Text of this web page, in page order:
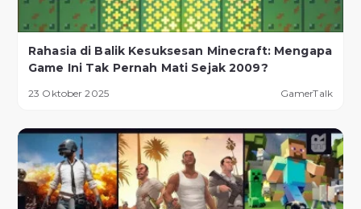
Rahasia di Balik Kesuksesan Minecraft: Mengapa
Game Ini Tak Pernah Mati Sejak 2009?
23 Oktober 2025 GamerTalk